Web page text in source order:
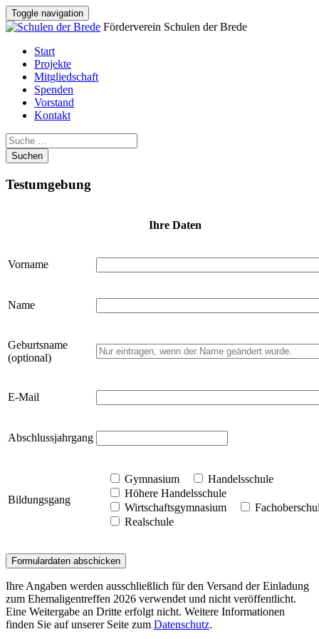
Toggle navigation
Förderverein Schulen der Brede
Start
Projekte
Mitgliedschaft
Spenden
Vorstand
Kontakt
Suchen
Testumgebung
Ihre Daten
Vorname
Name
Geburtsname
(optional)
E-Mail
Abschlussjahrgang
Bildungsgang
Gymnasium
Handelsschule
Höhere Handelsschule
Wirtschaftsgymnasium
Realschule
Ihre Angaben werden ausschließlich für den Versand der Einladung
zum Ehemaligentreffen 2026 verwendet und nicht veröffentlicht.
Eine Weitergabe an Dritte erfolgt nicht. Weitere Informationen
finden Sie auf unserer Seite zum Datenschutz.